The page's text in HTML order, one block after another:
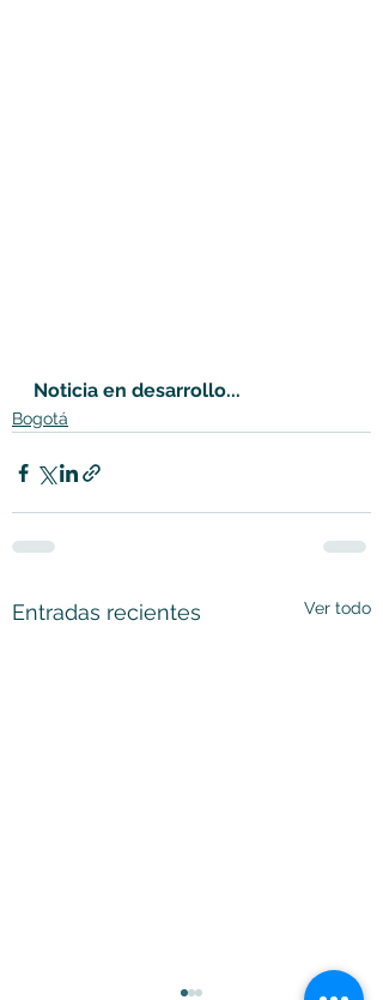
Noticia en desarrollo...
Bogotá
Entradas recientes Ver todo